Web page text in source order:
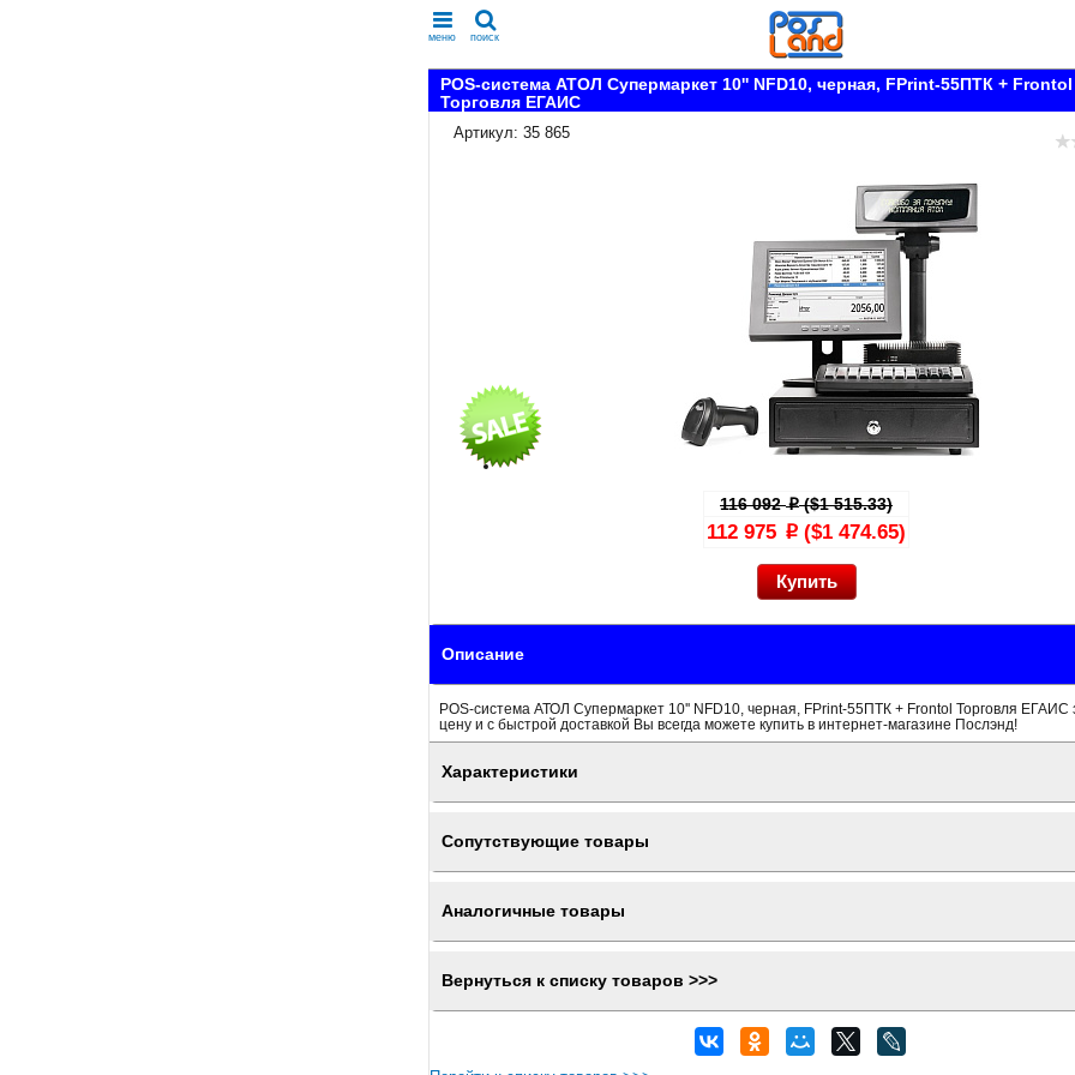
меню поиск
POS-система АТОЛ Супермаркет 10'' NFD10, черная, FPrint-55ПТК + Frontol
Торговля ЕГАИС
Артикул: 35 865
116 092p($1 515.33)
112 975 p ($1 474.65)
Описание
POS-система АТОЛ Супермаркет 10'' NFD10, черная, FPrint-55ПТК + Frontol Торговля ЕГАИС
цену и с быстрой доставкой Вы всегда можете купить в интернет-магазине Послэнд!
Характеристики
Сопутствующие товары
Аналогичные товары
Вернуться к списку товаров >>>